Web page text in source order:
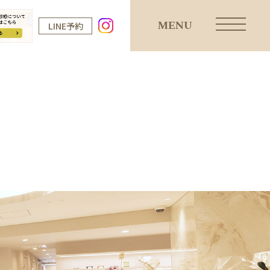
LINE予約 MENU